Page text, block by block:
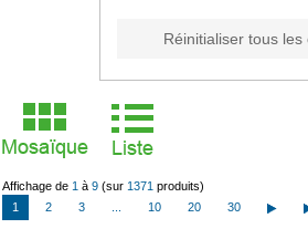
Réinitialiser tous les
Affichage de 1 à 9 (sur 1371 produits)
1
2 3 10 20 30